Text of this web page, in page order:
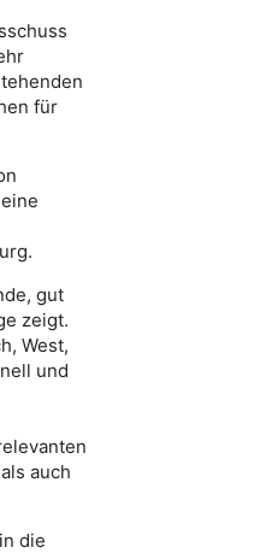
für
gut
zeigt.
West,
und
auch
die